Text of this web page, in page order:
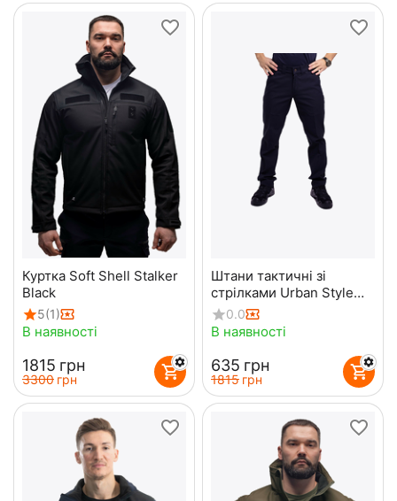
Куртка Soft Shell Stalker
Black
5(1)
В наявності
‍1815‍ грн
‍3300‍ грн
Штани тактичні зі
стрілками Urban Style
Dark Navy
0.0
В наявності
‍635‍ грн
‍1815‍ грн